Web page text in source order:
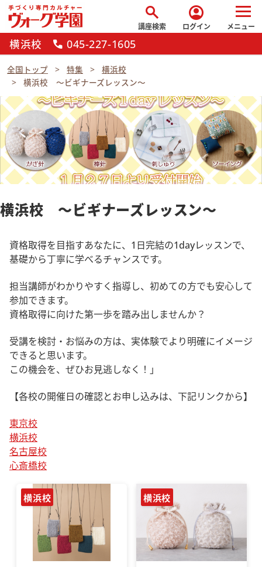
search
講座検索
account_circle
ログイン メニュー
横浜校 call 045-227-1605
全国トップ 特集
横浜校
横浜校 ～ビギナーズレッスン～
横浜校 ～ビギナーズレッスン～
資格取得を目指すあなたに、1日完結の1dayレッスンで、
基礎から丁寧に学べるチャンスです。
担当講師がわかりやすく指導し、初めての方でも安心して
参加できます。
資格取得に向けた第一歩を踏み出しませんか？
受講を検討・お悩みの方は、実体験でより明確にイメージ
できると思います。
この機会を、ぜひお見逃しなく！」
【各校の開催日の確認とお申し込みは、下記リンクから】
東京校
横浜校
名古屋校
心斎橋校
横浜校 横浜校